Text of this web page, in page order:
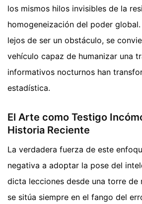
los mismos hilos invisibles de la
homogeneización del poder
lejos de ser un obstáculo, se
vehículo capaz de humanizar una
informativos nocturnos han
estadística.
El Arte como Testigo
Historia Reciente
La verdadera fuerza de este
negativa a adoptar la pose del
dicta lecciones desde una torre de
se sitúa siempre en el fango del